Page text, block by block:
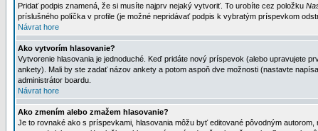
Pridať podpis znamená, že si musíte najprv nejaký vytvoriť. To urobíte cez položku
príslušného políčka v profile (je možné nepridávať podpis k vybratým príspevkom
Návrat hore
Ako vytvorím hlasovanie?
Vytvorenie hlasovania je jednoduché. Keď pridáte nový príspevok (alebo upravujete
ankety). Mali by ste zadať názov ankety a potom aspoň dve možnosti (nastavte
administrátor boardu.
Návrat hore
Ako zmením alebo zmažem hlasovanie?
Je to rovnaké ako s príspevkami, hlasovania môžu byť editované pôvodným